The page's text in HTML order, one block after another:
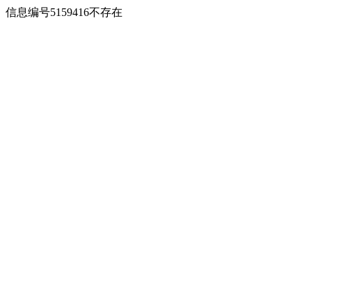
信息编号5159416不存在